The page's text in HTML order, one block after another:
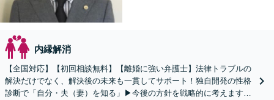
内縁解消
【全国対応】【初回相談無料】【離婚に強い弁護士】法律トラブルの
解決だけでなく、解決後の未来も一貫してサポート！独自開発の性格
診断で「自分・夫（妻）を知る」▶︎今後の方針を戦略的に考えます！